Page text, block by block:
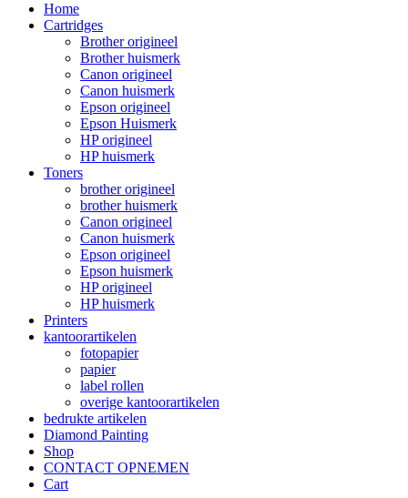
Home
Cartridges
Brother origineel
Brother huismerk
Canon origineel
Canon huismerk
Epson origineel
Epson Huismerk
HP origineel
HP huismerk
Toners
brother origineel
brother huismerk
Canon origineel
Canon huismerk
Epson origineel
Epson huismerk
HP origineel
HP huismerk
Printers
kantoorartikelen
fotopapier
papier
label rollen
overige kantoorartikelen
bedrukte artikelen
Diamond Painting
Shop
CONTACT OPNEMEN
Cart